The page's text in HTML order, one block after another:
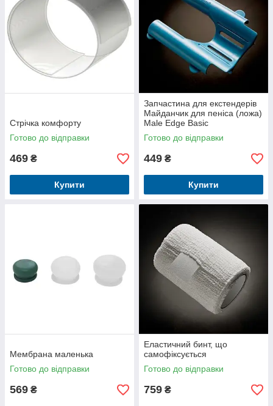
Стрічка комфорту
Готово до відправки
469 ₴
Купити
Запчастина для екстендерів
Майданчик для пеніса (ложа)
Male Edge Basic
Готово до відправки
449 ₴
Купити
Мембрана маленька
Готово до відправки
569 ₴
Еластичний бинт, що
самофіксується
Готово до відправки
759 ₴